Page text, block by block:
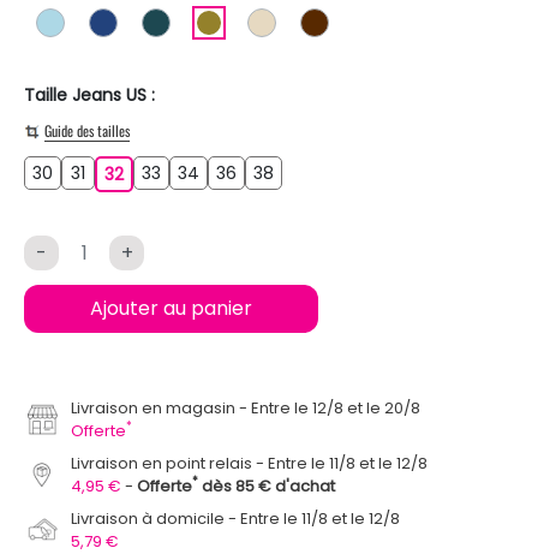
BLEU CLAIRBLEU FONCEBLEU PETROLE
KAKI BEIGE MARRON
Taille Jeans US :
Guide des tailles
30 3031 3232 33 3334 3436 3638
- +
Ajouter au panier
Livraison en magasin
Entre le 12/8 et le 20/8
Offerte*
Livraison en point relais
Entre le 11/8 et le 12/8
4,95 €
Offerte* dès 85 € d'achat
Livraison à domicile
Entre le 11/8 et le 12/8
5,79 €